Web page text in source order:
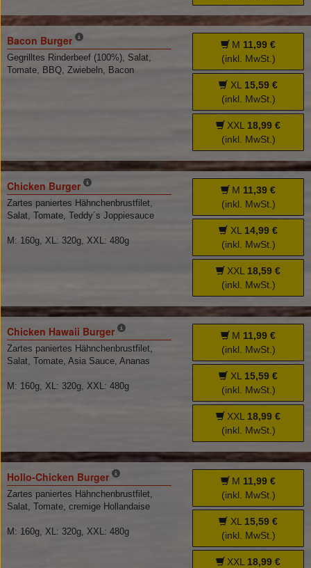
Bacon Burger
Gegrilltes Rinderbeef (100%), Salat,
Tomate, BBQ, Zwiebeln, Bacon
M 11,99 €
(inkl. MwSt.)
XL 15,59 €
(inkl. MwSt.)
XXL 18,99 €
(inkl. MwSt.)
Chicken Burger
Zartes paniertes Hähnchenbrustfilet,
Salat, Tomate, Teddy´s Joppiesauce
M: 160g, XL: 320g, XXL: 480g
M 11,39 €
(inkl. MwSt.)
XL 14,99 €
(inkl. MwSt.)
XXL 18,59 €
(inkl. MwSt.)
Chicken Hawaii Burger
Zartes paniertes Hähnchenbrustfilet,
Salat, Tomate, Asia Sauce, Ananas
M: 160g, XL: 320g, XXL: 480g
M 11,99 €
(inkl. MwSt.)
XL 15,59 €
(inkl. MwSt.)
XXL 18,99 €
(inkl. MwSt.)
Hollo-Chicken Burger
Zartes paniertes Hähnchenbrustfilet,
Salat, Tomate, cremige Hollandaise
M: 160g, XL: 320g, XXL: 480g
M 11,99 €
(inkl. MwSt.)
XL 15,59 €
(inkl. MwSt.)
XXL 18,99 €